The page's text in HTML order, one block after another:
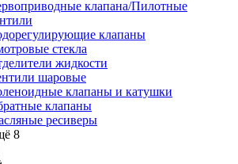
клапана/Пилотные
клапаны
стекла
жидкости
шаровые
клапаны и катушки
клапаны
ресиверы
8